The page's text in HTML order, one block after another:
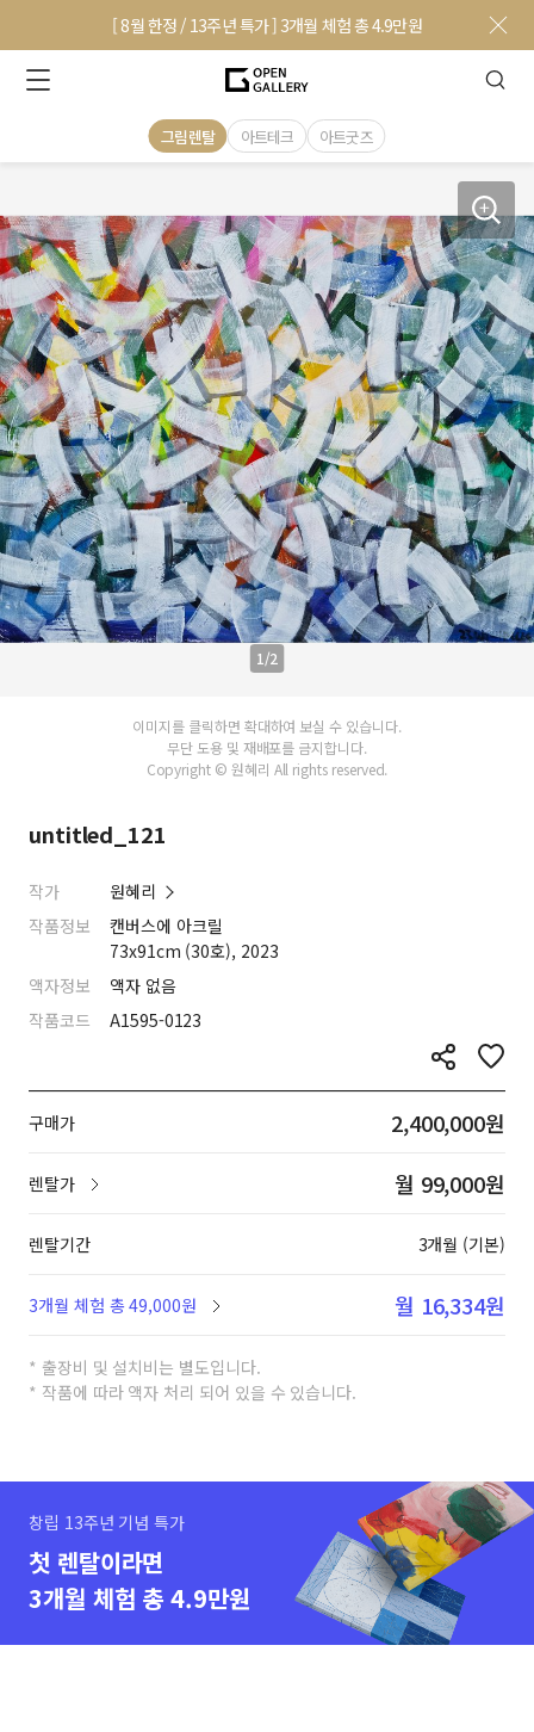
[ 8월 한정 / 13주년 특가 ] 3개월 체험 총 4.9만원
그림렌탈 아트테크 아트굿즈
1/2
이미지를 클릭하면 확대하여 보실 수 있습니다.
무단 도용 및 재배포를 금지합니다.
Copyright © 원혜리 All rights reserved.
untitled_121
작가
원혜리
작품정보
캔버스에 아크릴
73x91cm (30호), 2023
액자정보
액자 없음
작품코드
A1595-0123
구매가 2,400,000원
렌탈가 월 99,000원
렌탈기간 3개월 (기본)
3개월 체험 총 49,000원 월 16,334원
* 출장비 및 설치비는 별도입니다.
* 작품에 따라 액자 처리 되어 있을 수 있습니다.
창립 13주년 기념 특가
첫 렌탈이라면
3개월 체험 총 4.9만원